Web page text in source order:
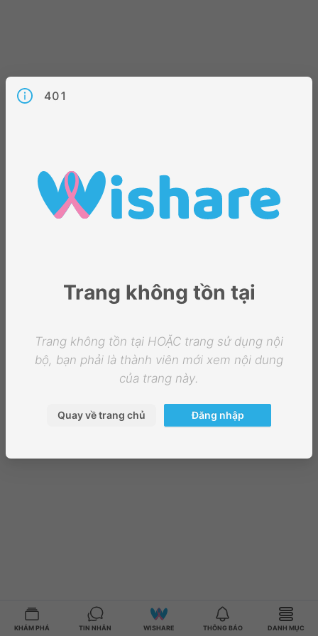
KHÁM PHÁ TIN NHẮN WISHARE THÔNG BÁO DANH MỤC
401
Trang không tồn tại
Trang không tồn tại HOẶC trang sử dụng nội
bộ, bạn phải là thành viên mới xem nội dung
của trang này.
Quay về trang chủ Đăng nhập